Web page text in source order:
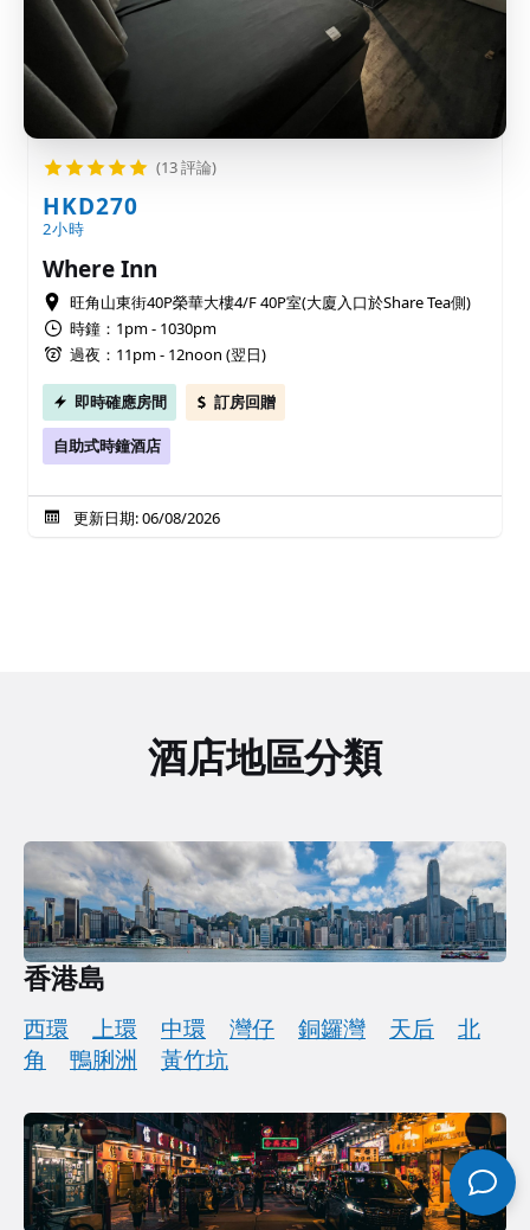
(13 評論)
HKD270
2小時
Where Inn
旺角山東街40P榮華大樓4/F 40P室(大廈入口於Share Tea側)
時鐘：1pm - 1030pm
過夜：11pm - 12noon (翌日)
即時確應房間 訂房回贈
自助式時鐘酒店
更新日期: 06/08/2026
酒店地區分類
香港島
西環 上環 中環 灣仔 銅鑼灣 天后
北
角
鴨脷洲 黃竹坑